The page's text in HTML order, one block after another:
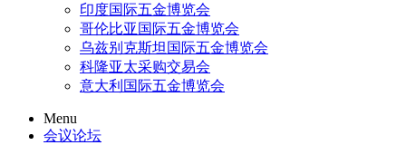
印度国际五金博览会
哥伦比亚国际五金博览会
乌兹别克斯坦国际五金博览会
科隆亚太采购交易会
意大利国际五金博览会
Menu
会议论坛